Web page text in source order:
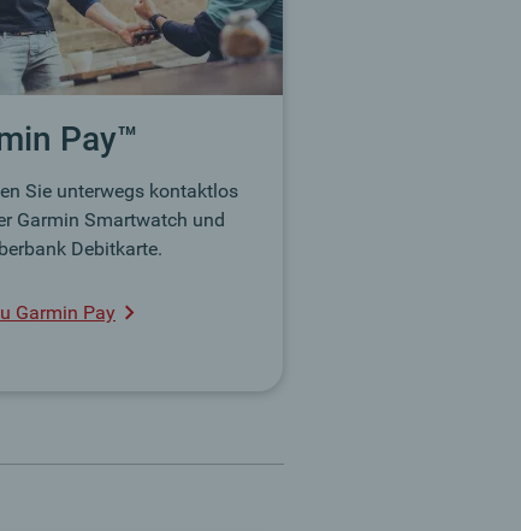
Pay™
Sie unterwegs kontaktlos
Garmin Smartwatch und
Debitkarte.
Garmin Pay